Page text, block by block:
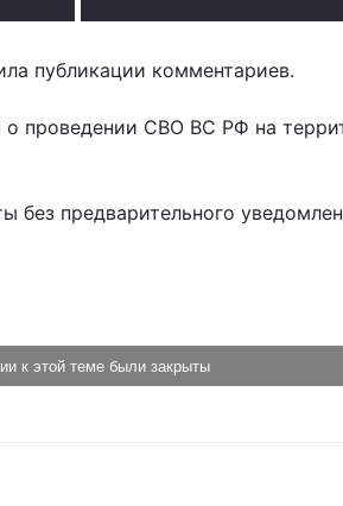
публикации комментариев.
о проведении СВО ВС РФ на
без предварительного
к этой теме были закрыты